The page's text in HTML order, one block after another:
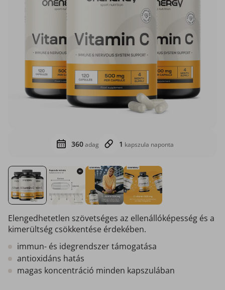
360adag 1 kapszula naponta
Elengedhetetlen szövetséges az ellenállóképesség és a
kimerültség csökkentése érdekében.
immun- és idegrendszer támogatása
antioxidáns hatás
magas koncentráció minden kapszulában